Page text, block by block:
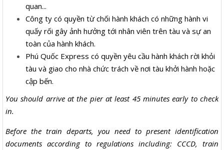
quan...
Công ty có quyền từ chối hành khách có những hành vi
quấy rối gây ảnh hưởng tới nhân viên trên tàu và sự an
toàn của hành khách.
Phú Quốc Express có quyền yêu cầu hành khách rời khỏi
tàu và giao cho nhà chức trách về nơi tàu khởi hành hoặc
cập bến.
You should arrive at the pier at least 45 minutes early to check
in.
Before the train departs, you need to present identification
documents according to regulations including: CCCD, train